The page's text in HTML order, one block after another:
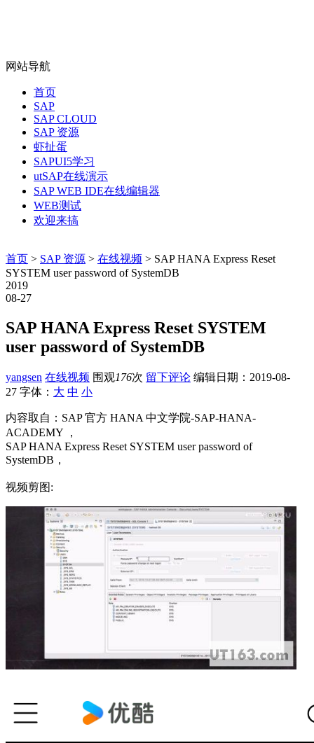
网站导航
首页
SAP
SAP CLOUD
SAP 资源
虾扯蛋
SAPUI5学习
utSAP在线演示
SAP WEB IDE在线编辑器
WEB测试
欢迎来搞
首页 > SAP 资源 > 在线视频 > SAP HANA Express Reset
SYSTEM user password of SystemDB
2019
08-27
SAP HANA Express Reset SYSTEM
user password of SystemDB
yangsen 在线视频 围观176次 留下评论 编辑日期： 2019-08-
27 字体： 大 中 小
内容取自：SAP 官方 HANA 中文学院-SAP-HANA-
ACADEMY ，
SAP HANA Express Reset SYSTEM user password of
SystemDB，
视频剪图: